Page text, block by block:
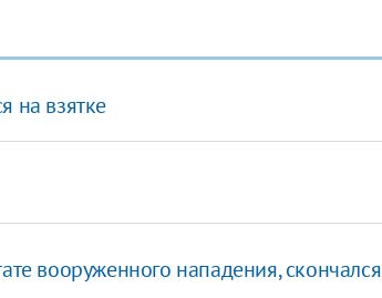
на взятке
вооруженного нападения, скончался